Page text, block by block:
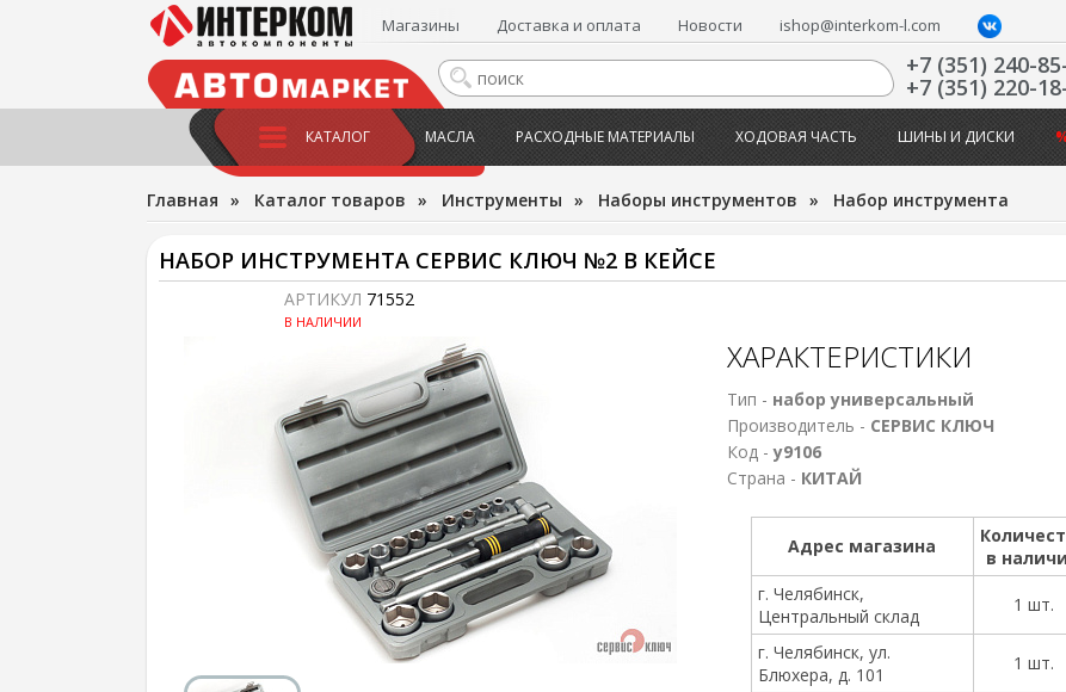
Магазины Доставка и оплата Новости ishop@interkom-l.com
+7 (351) 240-
+7 (351) 220-
КАТАЛОГ МАСЛА РАСХОДНЫЕ МАТЕРИАЛЫ ХОДОВАЯ ЧАСТЬ ШИНЫ И ДИСКИ
Главная » Каталог товаров » Инструменты » Наборы инструментов » Набор инструмента
НАБОР ИНСТРУМЕНТА СЕРВИС КЛЮЧ №2 В КЕЙСЕ
АРТИКУЛ 71552
В НАЛИЧИИ
ХАРАКТЕРИСТИКИ
Тип - набор универсальный
Производитель - СЕРВИС КЛЮЧ
Код -у9106
Страна - КИТАЙ
Адрес магазина
в
г. Челябинск,
Центральный склад
1 шт.
г. Челябинск, ул.
Блюхера, д. 101
1 шт.